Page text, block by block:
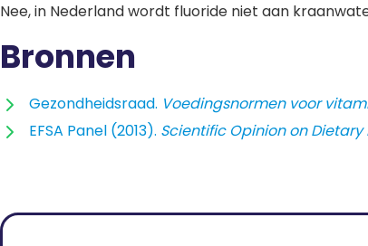
Nee, in Nederland wordt fluoride niet aan
Bronnen
Gezondheidsraad. Voedingsnormen voor
EFSA Panel (2013). Scientific Opinion on